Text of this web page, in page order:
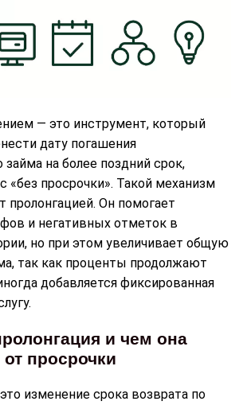
— это инструмент, который
дату погашения
займа на более поздний срок,
«без просрочки». Такой механизм
пролонгацией. Он помогает
и негативных отметок в
но при этом увеличивает общую
так как проценты продолжают
добавляется фиксированная
и чем она
от просрочки
изменение срока возврата по